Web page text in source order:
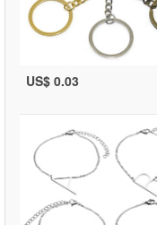
US$ 0.03